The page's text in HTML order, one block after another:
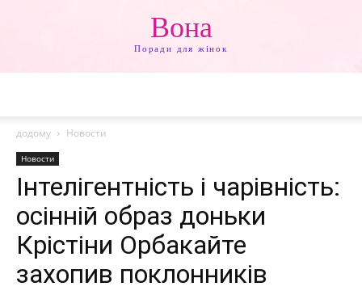
Вона
Поради для жінок
додому Новости
Новости
Інтелігентність і чарівність:
осінній образ доньки
Крістіни Орбакайте
захопив поклонників